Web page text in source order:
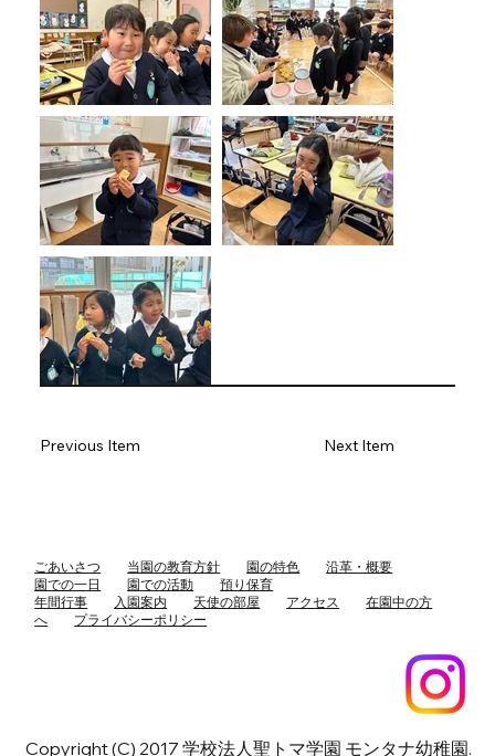
Next Item
Previous Item
ごあいさつ 当園の教育方針 園の特色
沿革・概要
園での一日
園での活動
預り保育
年間行事
入園案内 天使の部屋 アクセス
在園中の方
へ
プライバシーポリシー
Copyright (C) 2017 学校法人聖トマ学園 モンタナ幼稚園.